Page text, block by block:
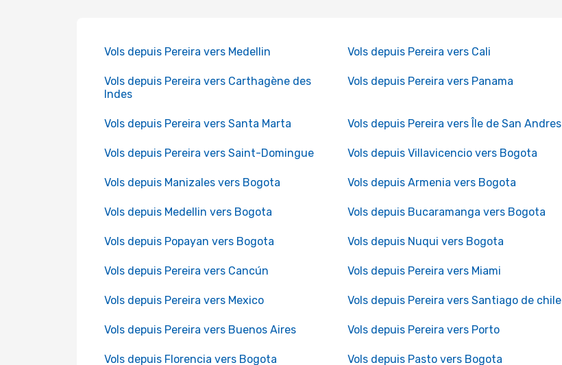
Vols depuis Pereira vers Medellin Vols depuis Pereira vers Cali
Vols depuis Pereira vers Carthagène des
Indes
Vols depuis Pereira vers Panama
Vols depuis Pereira vers Santa Marta Vols depuis Pereira vers Île de San Andres
Vols depuis Pereira vers Saint-Domingue Vols depuis Villavicencio vers Bogota
Vols depuis Manizales vers Bogota Vols depuis Armenia vers Bogota
Vols depuis Medellin vers Bogota Vols depuis Bucaramanga vers Bogota
Vols depuis Popayan vers Bogota Vols depuis Nuqui vers Bogota
Vols depuis Pereira vers Cancún Vols depuis Pereira vers Miami
Vols depuis Pereira vers Mexico Vols depuis Pereira vers Santiago de chile
Vols depuis Pereira vers Buenos Aires Vols depuis Pereira vers Porto
Vols depuis Florencia vers Bogota Vols depuis Pasto vers Bogota